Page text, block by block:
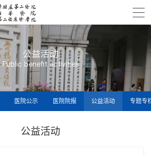
公益活动
Public benefit activities
医院公示 医院院报 公益活动 专题专
公益活动